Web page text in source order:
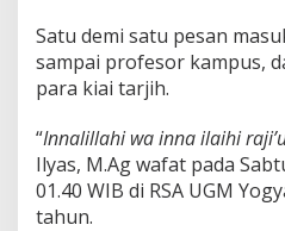
Satu demi satu pesan
sampai profesor kampus,
para kiai tarjih.
“Innalillahi wa inna ilaihi
Ilyas, M.Ag wafat pada
01.40 WIB di RSA UGM
tahun.